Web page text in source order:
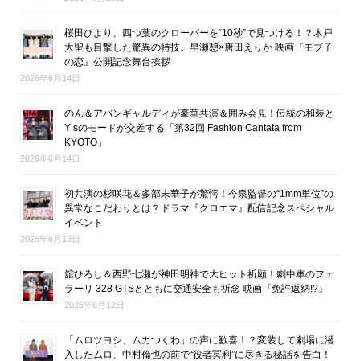
桜田ひより、四つ葉のクローバーを“10秒”で見つける！？木戸
大聖も目撃した驚異の特技。早瀬憩×唐田えりか 映画『モブ子
の恋』公開記念舞台挨拶
2026年6月14日
のん＆アバンギャルディが豪華共演＆囲み会見！伝統の和装と
Y’sのモードが交差する「第32回 Fashion Cantata from
KYOTO」
2026年6月14日
初共演の杉咲花＆多部未華子が驚愕！今泉監督の“1mm単位”の
異常なこだわりとは？ドラマ『クロエマ』配信記念スペシャル
イベント
2026年6月13日
舘ひろし＆西野七瀬が神田明神で大ヒット祈願！劇中車のフェ
ラーリ 328 GTSとともに交通安全も祈念 映画『免許返納!?』
2026年6月12日
「ムロツヨシ、ムカつくわ」の声に歓喜！？変装して劇場に潜
入したムロ、中村倫也の前で“役者冥利”に尽きる秘話を告白！